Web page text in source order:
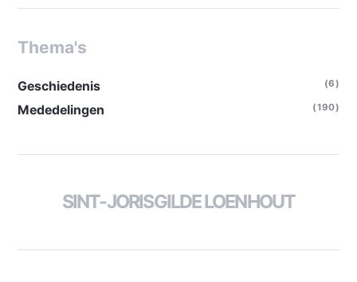
Thema's
Geschiedenis (6)
Mededelingen (190)
SINT-JORISGILDE LOENHOUT